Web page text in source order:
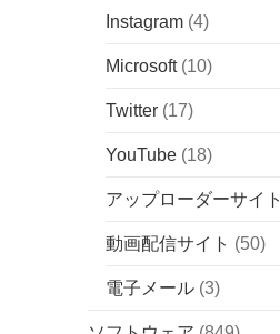
Instagram (4)
Microsoft(10)
Twitter (17)
YouTube (18)
アップローダーサイト
動画配信サイト (50)
電子メール (3)